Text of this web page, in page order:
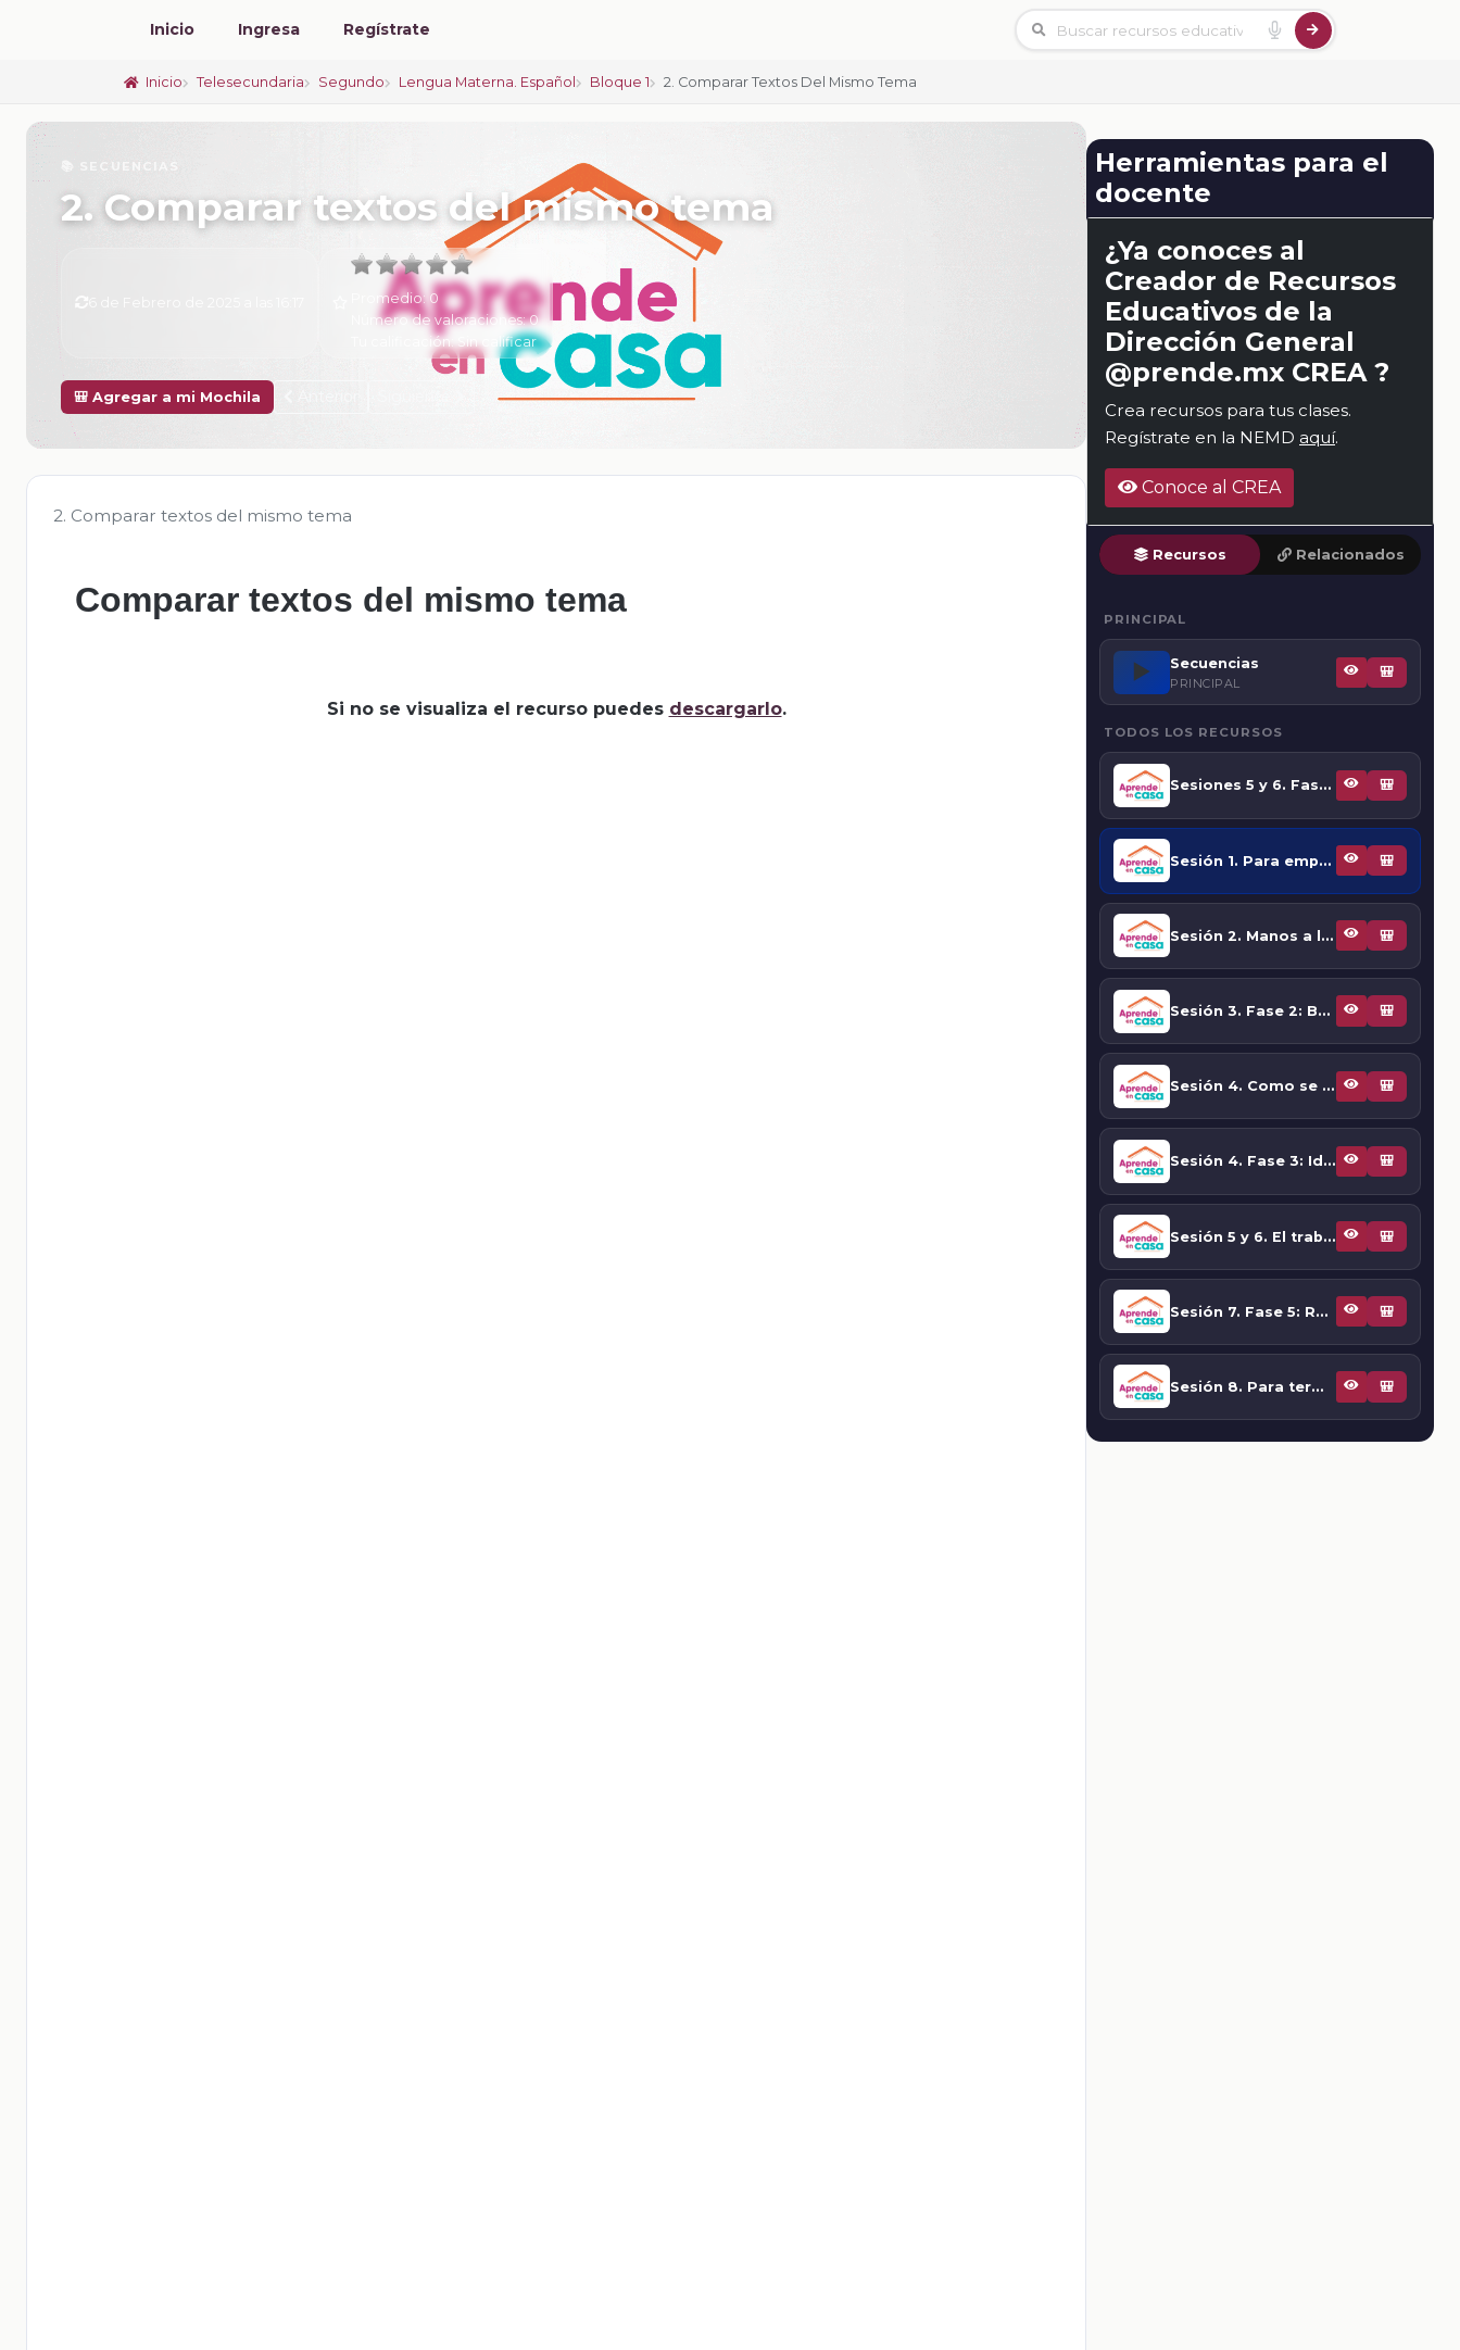
Inicio Ingresa Regístrate
Inicio Telesecundaria Segundo Lengua Materna. Español Bloque 1 2. Comparar Textos Del Mismo Tema
📚 SECUENCIAS
2. Comparar textos del mismo tema
Promedio: 0
Número de valoraciones:0
Tu calificación:Sin calificar
🎒 Agregar a mi Mochila
2. Comparar textos del mismo tema
Comparar textos del mismo tema
Si no se visualiza el recurso puedes descargarlo.
Herramientas para el
docente
¿Ya conoces al
Creador de Recursos
Educativos de la
Dirección General
@prende.mx CREA ?
Crea recursos para tus clases.
Regístrate en la NEMD aquí.
Conoce al CREA
Recursos Relacionados
PRINCIPAL
▶️ Secuencias
PRINCIPAL
🎒
TODOS LOS RECURSOS
Sesiones 5 y 6. Fase 4: Leer los textos y comparar la información 🎒
Sesión 1. Para empezar 🎒
Sesión 2. Manos a la obra. El proceso para buscar y comparar textos 🎒
Sesión 3. Fase 2: Buscar y seleccionar fuentes de información 🎒
Sesión 4. Como se leen los textos continuos, discontinuos y mixtos I: mapas, infografías y otros textos informativos 🎒
Sesión 4. Fase 3: Identificar formas de organizar la información 🎒
Sesión 5 y 6. El trabajo colaborativo en la comprensión de textos informativos 🎒
Sesión 7. Fase 5: Reconocer el uso de otros elementos en los textos para su mejor comprensión 🎒
Sesión 8. Para terminar 🎒